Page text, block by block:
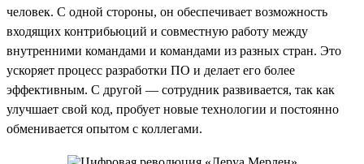
человек. С одной стороны, он обеспечивает возможность
входящих контрибьюций и совместную работу между
внутренними командами и командами из разных стран. Это
ускоряет процесс разработки ПО и делает его более
эффективным. С другой — сотрудник развивается, так как
улучшает свой код, пробует новые технологии и постоянно
обменивается опытом с коллегами.